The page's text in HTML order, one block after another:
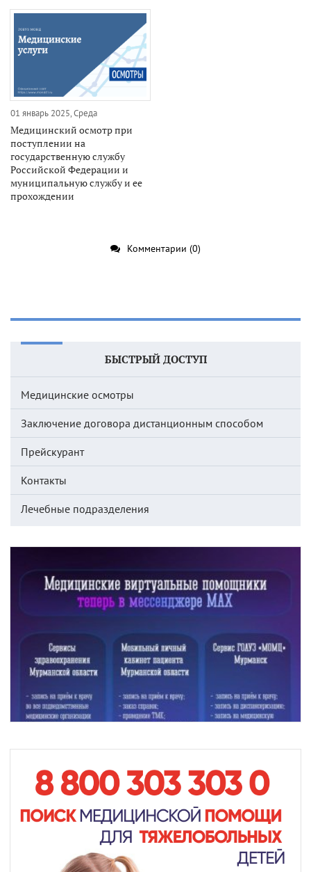
01 январь 2025, Среда
Медицинский осмотр при
поступлении на
государственную службу
Российской Федерации и
муниципальную службу и ее
прохождении
Комментарии (0)
БЫСТРЫЙ ДОСТУП
Медицинские осмотры
Заключение договора дистанционным способом
Прейскурант
Контакты
Лечебные подразделения